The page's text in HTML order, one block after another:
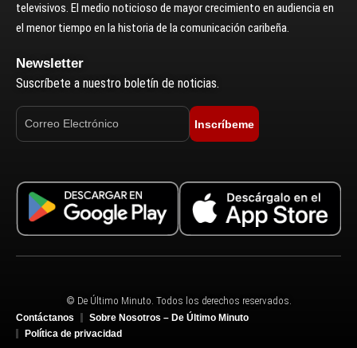
televisivos. El medio noticioso de mayor crecimiento en audiencia en
el menor tiempo en la historia de la comunicación caribeña.
Newsletter
Suscríbete a nuestro boletín de noticias.
Inscríbeme
© De Último Minuto. Todos los derechos reservados.
Contáctanos
Sobre Nosotros – De Último Minuto
Política de privacidad